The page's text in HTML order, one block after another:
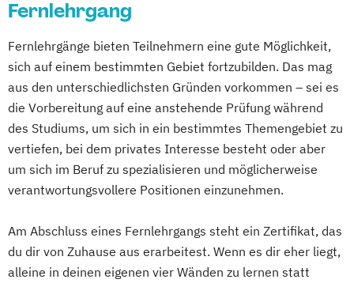
Betriebswirt - Schwerpunkt Logistik
im Gesundheitswesen
Betriebswirt - Schwerpunkt
Personalwirtschaft
Betriebswirt - Schwerpunkt
Touristik/Fremdenverkehr
Betriebswirt - Schwerpunkt
Wirtschaftsinformatik
Betriebswirtschaftslehre
Betriebswirtschaftslehre für Nichtkaufleute
Computational Chemistry
Development
Digitale Medien
Digitale Transformation kompakt
Digitales Energiemanagement und
Energiesysteme
Digitalisierung und Transformation
Einführung in die Elektrotechnik
Elektrische und hybride Antriebe
Elektro- und Informationstechnik
Elektrotechnik
Fernlehrgang
Fernlehrgänge bieten Teilnehmern eine gute Möglichkeit,
sich auf einem bestimmten Gebiet fortzubilden. Das mag
aus den unterschiedlichsten Gründen vorkommen – sei es
die Vorbereitung auf eine anstehende Prüfung während
des Studiums, um sich in ein bestimmtes Themengebiet zu
vertiefen, bei dem privates Interesse besteht oder aber
um sich im Beruf zu spezialisieren und möglicherweise
verantwortungsvollere Positionen einzunehmen.
Am Abschluss eines Fernlehrgangs steht ein Zertifikat, das
du dir von Zuhause aus erarbeitest. Wenn es dir eher liegt,
alleine in deinen eigenen vier Wänden zu lernen statt